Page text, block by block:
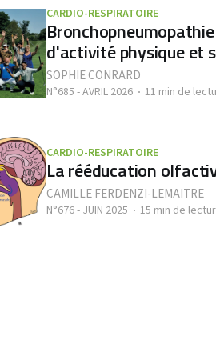
CARDIO-RESPIRATOIRE
d'activité physique et
SOPHIE CONRARD
N°685 - AVRIL 2026 11 min de
CARDIO-RESPIRATOIRE
La rééducation
CAMILLE FERDENZI-LEMAITRE
N°676 - JUIN 2025 15 min de